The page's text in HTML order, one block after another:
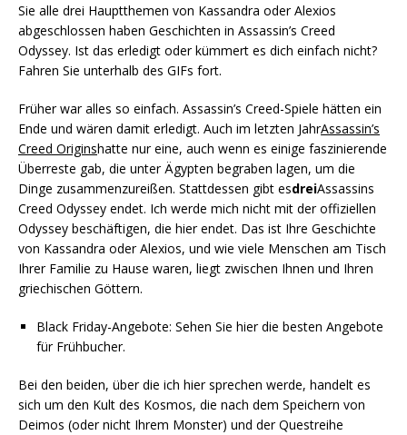
Sie alle drei Hauptthemen von Kassandra oder Alexios
abgeschlossen haben Geschichten in Assassin’s Creed
Odyssey. Ist das erledigt oder kümmert es dich einfach nicht?
Fahren Sie unterhalb des GIFs fort.
Früher war alles so einfach. Assassin’s Creed-Spiele hätten ein
Ende und wären damit erledigt. Auch im letzten JahrAssassin’s
Creed Originshatte nur eine, auch wenn es einige faszinierende
Überreste gab, die unter Ägypten begraben lagen, um die
Dinge zusammenzureißen. Stattdessen gibt esdreiAssassins
Creed Odyssey endet. Ich werde mich nicht mit der offiziellen
Odyssey beschäftigen, die hier endet. Das ist Ihre Geschichte
von Kassandra oder Alexios, und wie viele Menschen am Tisch
Ihrer Familie zu Hause waren, liegt zwischen Ihnen und Ihren
griechischen Göttern.
Black Friday-Angebote: Sehen Sie hier die besten Angebote
für Frühbucher.
Bei den beiden, über die ich hier sprechen werde, handelt es
sich um den Kult des Kosmos, die nach dem Speichern von
Deimos (oder nicht Ihrem Monster) und der Questreihe